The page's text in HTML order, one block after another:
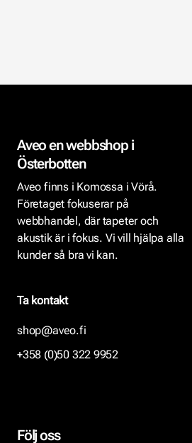
Aveo en webbshop i
Österbotten
Aveo finns i Komossa i Vörå.
Företaget fokuserar på
webbhandel, där tapeter och
akustik är i fokus. Vi vill hjälpa alla
kunder så bra vi kan.
Ta kontakt
shop@aveo.fi
+358 (0)50 322 9952
Följ oss